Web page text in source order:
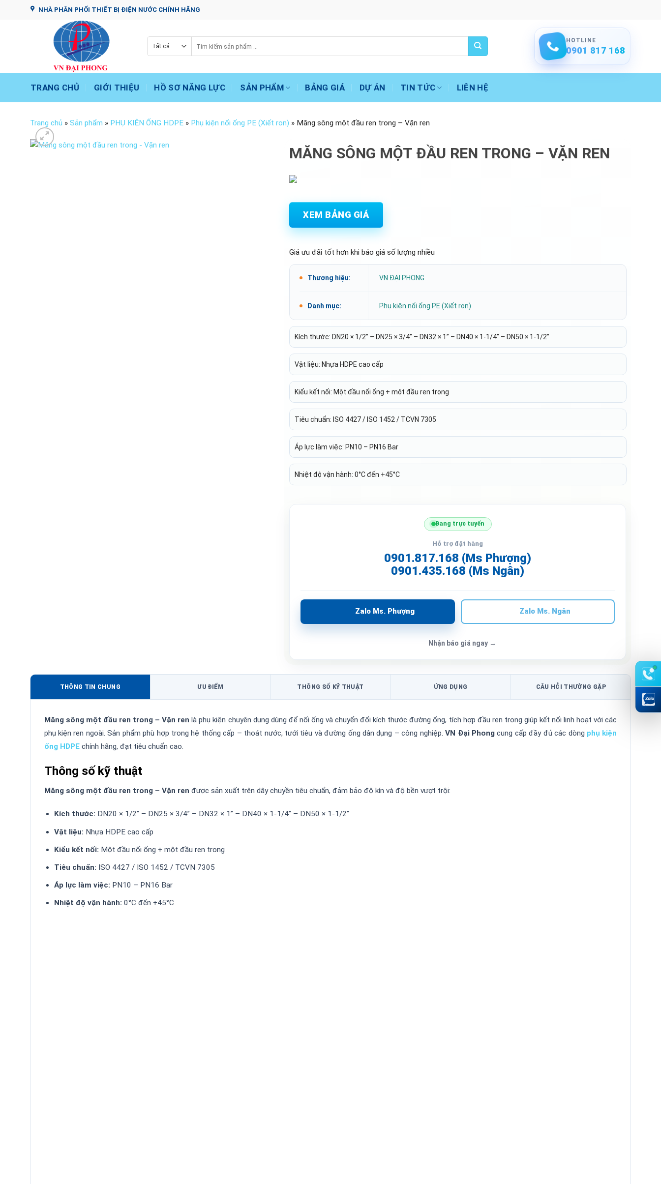
NHÀ PHÂN PHỐI THIẾT BỊ ĐIỆN NƯỚC CHÍNH HÃNG
kiếm:
HOTLINE
0901 817 168
TRANG CHỦ GIỚI THIỆU HỒ SƠ NĂNG LỰC SẢN PHẨM BẢNG GIÁ DỰ ÁN TIN TỨC LIÊN HỆ
Trang chủ » Sản phẩm » PHỤ KIỆN ỐNG HDPE» Phụ kiện nối ống PE (Xiết ron) » Măng sông một đầu ren trong – Vặn ren
MĂNG SÔNG MỘT ĐẦU REN TRONG – VẶN REN
XEM BẢNG GIÁ
Giá ưu đãi tốt hơn khi báo giá số lượng nhiều
Thương hiệu: VN ĐẠI PHONG
Danh mục: Phụ kiện nối ống PE (Xiết ron)
Kích thước: DN20 × 1/2” – DN25 × 3/4” – DN32 × 1” – DN40 × 1-1/4” – DN50 × 1-1/2”
Vật liệu: Nhựa HDPE cao cấp
Kiểu kết nối: Một đầu nối ống + một đầu ren trong
Tiêu chuẩn: ISO 4427 / ISO 1452 / TCVN 7305
Áp lực làm việc: PN10 – PN16 Bar
Nhiệt độ vận hành: 0°C đến +45°C
Đang trực tuyến
Hỗ trợ đặt hàng
0901.817.168 (Ms Phượng)
0901.435.168 (Ms Ngân)
Zalo Ms. Phượng Zalo Ms. Ngân
Nhận báo giá ngay →
THÔNG TIN CHUNG ƯU ĐIỂM THÔNG SỐ KỸ THUẬT ỨNG DỤNG CÂU HỎI THƯỜNG GẶP
Măng sông một đầu ren trong – Vặn ren là phụ kiện chuyên dụng dùng để nối ống và chuyển đổi kích thước đường ống, tích hợp đầu ren trong giúp kết nối linh hoạt với các
phụ kiện ren ngoài. Sản phẩm phù hợp trong hệ thống cấp – thoát nước, tưới tiêu và đường ống dân dụng – công nghiệp.VN Đại Phong cung cấp đầy đủ các dòng phụ kiện
ống HDPEchính hãng, đạt tiêu chuẩn cao.
Thông số kỹ thuật
Măng sông một đầu ren trong – Vặn ren được sản xuất trên dây chuyền tiêu chuẩn, đảm bảo độ kín và độ bền vượt trội:
Kích thước: DN20 × 1/2” – DN25 × 3/4” – DN32 × 1” – DN40 × 1-1/4” – DN50 × 1-1/2”
Vật liệu: Nhựa HDPE cao cấp
Kiểu kết nối: Một đầu nối ống + một đầu ren trong
Tiêu chuẩn: ISO 4427 / ISO 1452 / TCVN 7305
Áp lực làm việc: PN10 – PN16 Bar
Nhiệt độ vận hành: 0°C đến +45°C